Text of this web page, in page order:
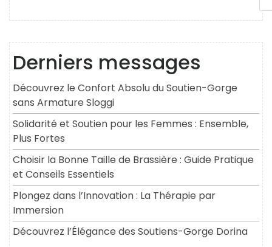
Derniers messages
Découvrez le Confort Absolu du Soutien-Gorge
sans Armature Sloggi
Solidarité et Soutien pour les Femmes : Ensemble,
Plus Fortes
Choisir la Bonne Taille de Brassière : Guide Pratique
et Conseils Essentiels
Plongez dans l’Innovation : La Thérapie par
Immersion
Découvrez l’Élégance des Soutiens-Gorge Dorina